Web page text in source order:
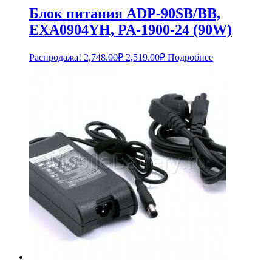
Блок питания ADP-90SB/BB,
EXA0904YH, PA-1900-24 (90W)
Распродажа! 2,748.00₽ Первоначальная
2,519.00₽Текущая
цена:
Подробнее